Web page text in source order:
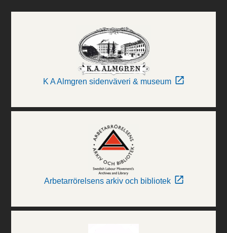
K A Almgren sidenväveri & museum
Arbetarrörelsens arkiv och bibliotek